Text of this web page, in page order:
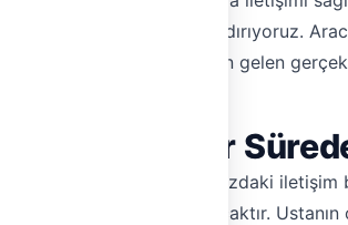
platformumuzda barındırıyoruz.
diğer müşterilerimizden gelen
Ne Kadar
geçmek için platformumuzdaki iletişim
fiyat teklifi sunulacaktır. Ustanın